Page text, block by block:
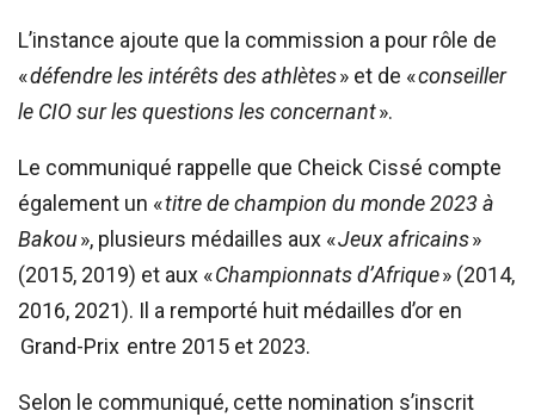
L’instance ajoute que la commission a pour rôle de
«défendre les intérêts des athlètes» et de «conseiller
le CIO sur les questions les concernant».
Le communiqué rappelle que Cheick Cissé compte
également un «titre de champion du monde 2023 à
Bakou», plusieurs médailles aux «Jeux africains»
(2015, 2019) et aux «Championnats d’Afrique» (2014,
2016, 2021). Il a remporté huit médailles d’or en
Grand-Prix entre 2015 et 2023.
Selon le communiqué, cette nomination s’inscrit